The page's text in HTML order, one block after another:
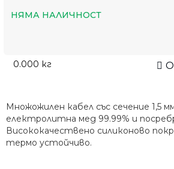
НЯМА НАЛИЧНОСТ
0.000 кг
Множожилен кабел със сечение 1,5
електролитна мед 99.99% и
Висококачествено силиконово
термо устойчиво.